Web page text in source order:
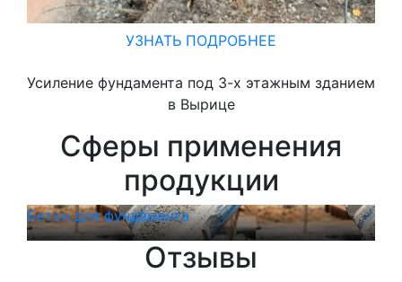
УЗНАТЬ ПОДРОБНЕЕ
Усиление фундамента под 3-х этажным зданием
в Вырице
Сферы применения
продукции
Бетон для фундамента
Отзывы